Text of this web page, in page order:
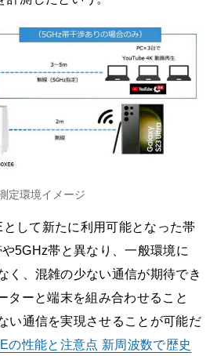
定環境イメージ
して新たに利用可能となった帯
5GHz帯と異なり、一般環境に
く、混雑の少ない通信が期待でき
ターと端末を組み合わせること
い通信を実現させることが可能だ
の性能と注意点 新周波数で歴史